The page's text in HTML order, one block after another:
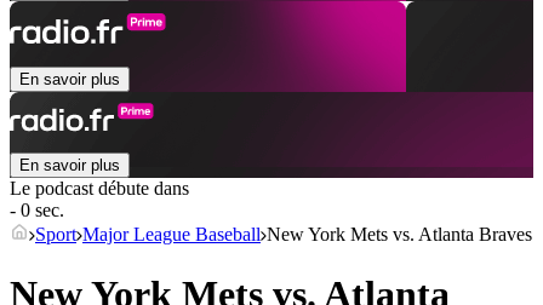
En savoir plus
En savoir plus
Le podcast débute dans
- 0 sec.
Sport Major League Baseball New York Mets vs. Atlanta Braves
New York Mets vs. Atlanta